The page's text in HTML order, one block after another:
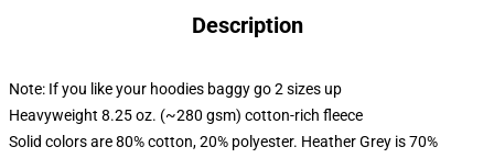
Description
Note: If you like your hoodies baggy go 2 sizes up
Heavyweight 8.25 oz. (~280 gsm) cotton-rich fleece
Solid colors are 80% cotton, 20% polyester. Heather Grey is 70%